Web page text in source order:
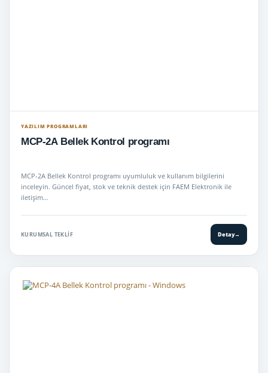
YAZILIM PROGRAMLARI
MCP-2A Bellek Kontrol programı
MCP-2A Bellek Kontrol programı uyumluluk ve kullanım bilgilerini
inceleyin. Güncel fiyat, stok ve teknik destek için FAEM Elektronik ile
iletişim…
KURUMSAL TEKLIF Detay→